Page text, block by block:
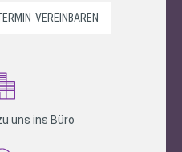
VEREINBAREN
uns ins Büro